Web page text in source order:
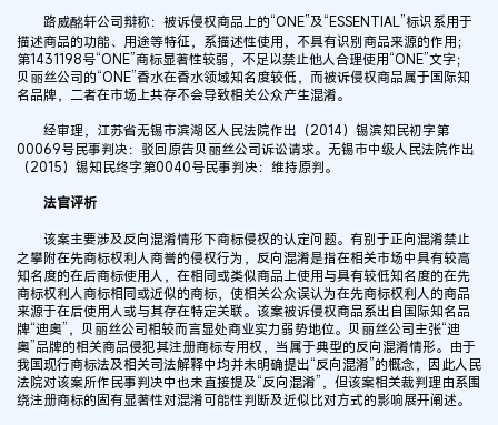
路威酩轩公司辩称：被诉侵权商品上的“ONE”及“ESSENTIAL”标识系用于
描述商品的功能、用途等特征，系描述性使用，不具有识别商品来源的作用；
第1431198号“ONE”商标显著性较弱，不足以禁止他人合理使用“ONE”文字；
贝丽丝公司的“ONE”香水在香水领域知名度较低，而被诉侵权商品属于国际知
名品牌，二者在市场上共存不会导致相关公众产生混淆。
经审理，江苏省无锡市滨湖区人民法院作出（2014）锡滨知民初字第
00069号民事判决：驳回原告贝丽丝公司诉讼请求。无锡市中级人民法院作出
（2015）锡知民终字第0040号民事判决：维持原判。
法官评析
该案主要涉及反向混淆情形下商标侵权的认定问题。有别于正向混淆禁止
之攀附在先商标权利人商誉的侵权行为，反向混淆是指在相关市场中具有较高
知名度的在后商标使用人，在相同或类似商品上使用与具有较低知名度的在先
商标权利人商标相同或近似的商标，使相关公众误认为在先商标权利人的商品
来源于在后使用人或与其存在特定关联。该案被诉侵权商品系出自国际知名品
牌“迪奥”，贝丽丝公司相较而言显处商业实力弱势地位。贝丽丝公司主张“迪
奥”品牌的相关商品侵犯其注册商标专用权，当属于典型的反向混淆情形。由于
我国现行商标法及相关司法解释中均并未明确提出“反向混淆”的概念，因此人民
法院对该案所作民事判决中也未直接提及“反向混淆”，但该案相关裁判理由系围
绕注册商标的固有显著性对混淆可能性判断及近似比对方式的影响展开阐述。